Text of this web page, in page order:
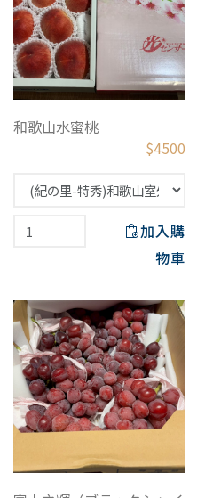
和歌山水蜜桃
$4500
加入購
物車